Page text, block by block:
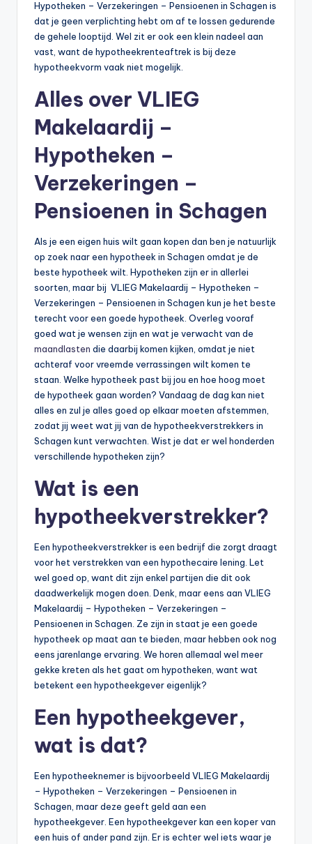
Hypotheken – Verzekeringen – Pensioenen in Schagen is
dat je geen verplichting hebt om af te lossen gedurende
de gehele looptijd. Wel zit er ook een klein nadeel aan
vast, want de hypotheekrenteaftrek is bij deze
hypotheekvorm vaak niet mogelijk.
Alles over VLIEG
Makelaardij –
Hypotheken –
Verzekeringen –
Pensioenen in Schagen
Als je een eigen huis wilt gaan kopen dan ben je natuurlijk
op zoek naar een hypotheek in Schagen omdat je de
beste hypotheek wilt. Hypotheken zijn er in allerlei
soorten, maar bij VLIEG Makelaardij – Hypotheken –
Verzekeringen – Pensioenen in Schagen kun je het beste
terecht voor een goede hypotheek. Overleg vooraf
goed wat je wensen zijn en wat je verwacht van de
maandlasten die daarbij komen kijken, omdat je niet
achteraf voor vreemde verrassingen wilt komen te
staan. Welke hypotheek past bij jou en hoe hoog moet
de hypotheek gaan worden? Vandaag de dag kan niet
alles en zul je alles goed op elkaar moeten afstemmen,
zodat jij weet wat jij van de hypotheekverstrekkers in
Schagen kunt verwachten. Wist je dat er wel honderden
verschillende hypotheken zijn?
Wat is een
hypotheekverstrekker?
Een hypotheekverstrekker is een bedrijf die zorgt draagt
voor het verstrekken van een hypothecaire lening. Let
wel goed op, want dit zijn enkel partijen die dit ook
daadwerkelijk mogen doen. Denk, maar eens aan VLIEG
Makelaardij – Hypotheken – Verzekeringen –
Pensioenen in Schagen. Ze zijn in staat je een goede
hypotheek op maat aan te bieden, maar hebben ook nog
eens jarenlange ervaring. We horen allemaal wel meer
gekke kreten als het gaat om hypotheken, want wat
betekent een hypotheekgever eigenlijk?
Een hypotheekgever,
wat is dat?
Een hypotheeknemer is bijvoorbeeld VLIEG Makelaardij
– Hypotheken – Verzekeringen – Pensioenen in
Schagen, maar deze geeft geld aan een
hypotheekgever. Een hypotheekgever kan een koper van
een huis of ander pand zijn. Er is echter wel iets waar je